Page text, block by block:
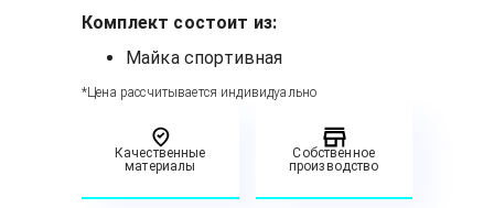
Комплект состоит из:
Майка спортивная
*Цена рассчитывается индивидуально
Качественные
материалы
Собственное
производство